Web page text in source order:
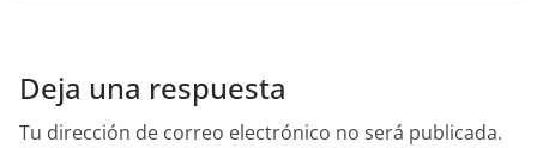
Deja una respuesta
Tu dirección de correo electrónico no será publicada.